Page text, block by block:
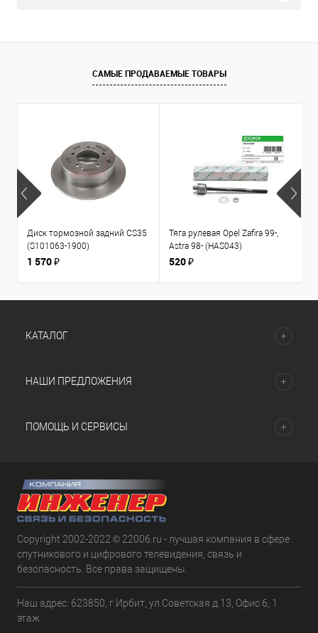
САМЫЕ ПРОДАВАЕМЫЕ ТОВАРЫ
Диск тормозной задний CS35
(S101063-1900)
1 570 ₽
Тяга рулевая Opel Zafira 99-,
Astra 98- (HAS043)
520 ₽
КАТАЛОГ
НАШИ ПРЕДЛОЖЕНИЯ
ПОМОЩЬ И СЕРВИСЫ
Copyright 2002-2022 © 22006.ru - лучшая компания в сфере
спутникового и цифрового телевидения, связь и
безопасность. Все права защищены.
Наш адрес: 623850, г.Ирбит, ул.Советская д.13, Офис 6, 1
этаж